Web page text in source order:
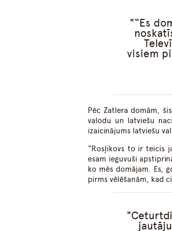
“Es
visiem
Pēc Zatlera domām,
valodu un latviešu
izaicinājums latviešu
“Rosļikovs to ir teicis
esam ieguvuši
ko mēs domājam. Es,
pirms vēlēšanām, kad